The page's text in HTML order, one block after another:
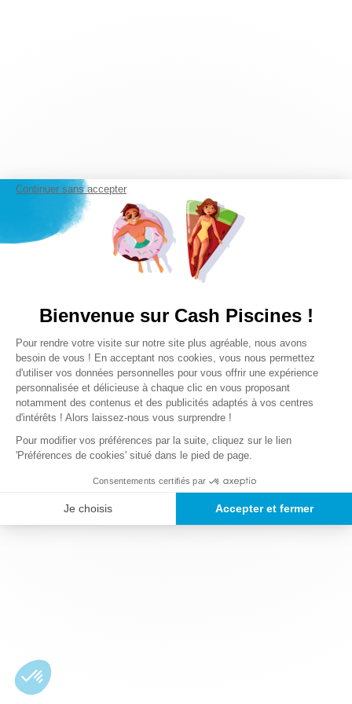
Continuer sans accepter
Bienvenue sur Cash Piscines !
Plateforme de Gestion du
Pour rendre votre visite sur notre site plus agréable, nous avons
besoin de vous ! En acceptant nos cookies, vous nous permettez
d'utiliser vos données personnelles pour vous offrir une expérience
personnalisée et délicieuse à chaque clic en vous proposant
notamment des contenus et des publicités adaptés à vos centres
d'intérêts ! Alors laissez-nous vous surprendre !
Pour modifier vos préférences par la suite, cliquez sur le lien
'Préférences de cookies' situé dans le pied de page.
Consentements certifiés par
Je choisis Accepter et fermer
Axeptio consent